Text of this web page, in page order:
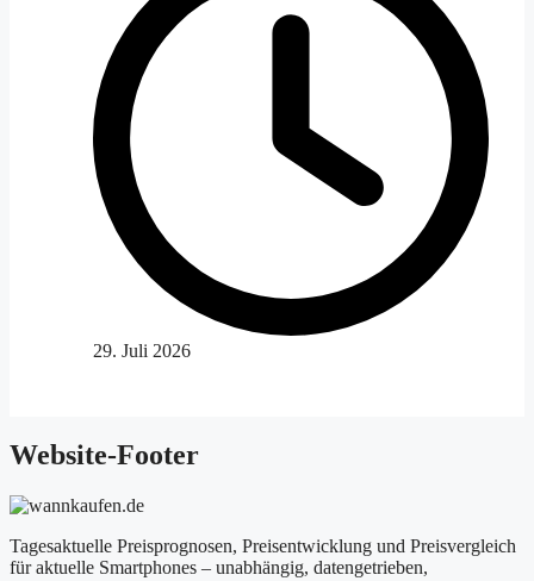
29. Juli 2026
Website-Footer
Tagesaktuelle Preisprognosen, Preisentwicklung und Preisvergleich
für aktuelle Smartphones – unabhängig, datengetrieben,